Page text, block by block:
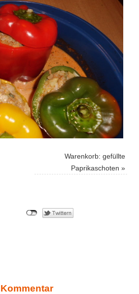
Warenkorb: gefüllte
Paprikaschoten »